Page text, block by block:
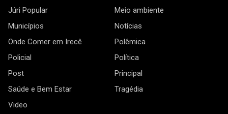
Júri Popular
Meio ambiente
Municípios
Notícias
Onde Comer em Irecê
Polêmica
Policial
Política
Post
Principal
Saúde e Bem Estar
Tragédia
Video